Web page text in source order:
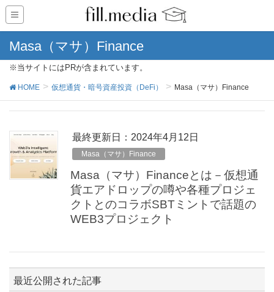
Masa（マサ）Finance
※当サイトにはPRが含まれています。
HOME 仮想通貨・暗号資産投資（DeFi） Masa（マサ）Finance
最終更新日：2024年4月12日
Masa（マサ）Finance
Masa（マサ）Financeとは－仮想通
貨エアドロップの噂や各種プロジェ
クトとのコラボSBTミントで話題の
WEB3プロジェクト
最近公開された記事